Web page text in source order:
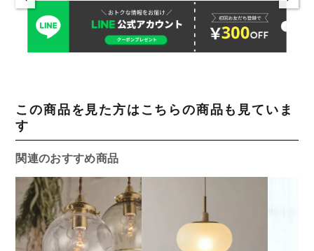
この商品を見た方はこちらの商品も見ていま
す
関連のおすすめ商品